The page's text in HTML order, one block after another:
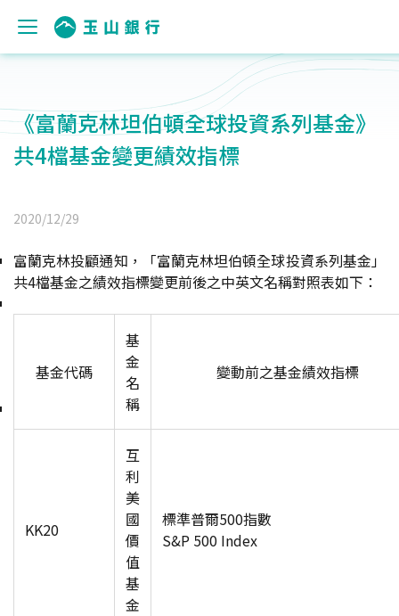
《富蘭克林坦伯頓全球投資系列基金》
共4檔基金變更績效指標
2020/12/29
富蘭克林投顧通知，「富蘭克林坦伯頓全球投資系列基金」
共4檔基金之績效指標變更前後之中英文名稱對照表如下：
基金代碼
基
金
名
稱
變動前之基金績效指標
KK20
互
利
美
國
價
值
基
金
標準普爾500指數
S&P 500 Index